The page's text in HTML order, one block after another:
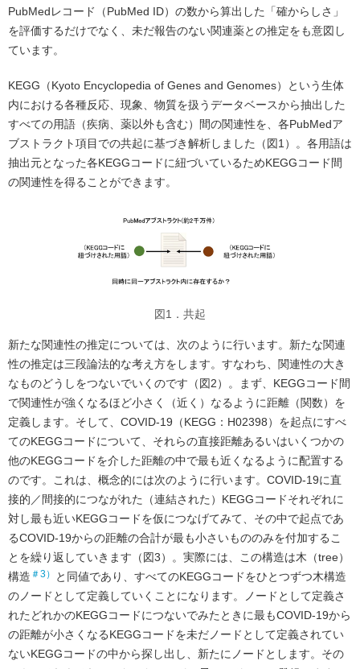
PubMedレコード（PubMed ID）の数から算出した「確からしさ」
を評価するだけでなく、未だ報告のない関連薬との推定をも意図し
ています。
KEGG（Kyoto Encyclopedia of Genes and Genomes）という生体
内における各種反応、現象、物質を扱うデータベースから抽出した
すべての用語（疾病、薬以外も含む）間の関連性を、各PubMedア
ブストラクト項目での共起に基づき解析しました（図1）。各用語は
抽出元となった各KEGGコードに紐づいているためKEGGコード間
の関連性を得ることができます。
図1．共起
新たな関連性の推定については、次のように行います。新たな関連
性の推定は三段論法的な考え方をします。すなわち、関連性の大き
なものどうしをつないでいくのです（図2）。まず、KEGGコード間
で関連性が強くなるほど小さく（近く）なるように距離（関数）を
定義します。そして、COVID-19（KEGG：H02398）を起点にすべ
てのKEGGコードについて、それらの直接距離あるいはいくつかの
他のKEGGコードを介した距離の中で最も近くなるように配置する
のです。これは、概念的には次のように行います。COVID-19に直
接的／間接的につながれた（連結された）KEGGコードそれぞれに
対し最も近いKEGGコードを仮につなげてみて、その中で起点であ
るCOVID-19からの距離の合計が最も小さいもののみを付加するこ
とを繰り返していきます（図3）。実際には、この構造は木（tree）
構造 ＃3）
と同値であり、すべてのKEGGコードをひとつずつ木構造
のノードとして定義していくことになります。ノードとして定義さ
れたどれかのKEGGコードにつないでみたときに最もCOVID-19から
の距離が小さくなるKEGGコードを未だノードとして定義されてい
ないKEGGコードの中から探し出し、新たにノードとします。その